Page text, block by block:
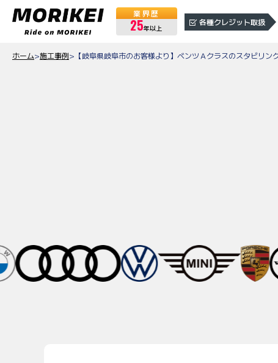
業界歴
25年以上
各種クレジット取扱
ホーム>施工事例> 【岐阜県岐阜市のお客様より】ベンツＡクラスのスタビリ